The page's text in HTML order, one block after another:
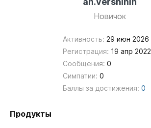
Новичок
Активность: 29 июн 2026
Регистрация: 19 апр 2022
Сообщения: 0
Симпатии: 0
Баллы за достижения: 0
Продукты